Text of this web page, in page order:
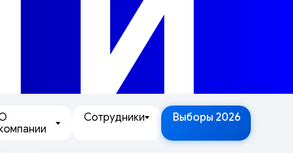
Сотрудники Выборы 2026